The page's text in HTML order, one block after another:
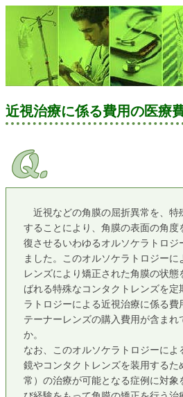
近視治療に係る費用の医療
近視などの角膜の屈折異常を、特
することにより、角膜の表面の角
復させるいわゆるオルソケラトロ
ました。このオルソケラトロジー
レンズにより矯正された角膜の状
ばれる特殊なコンタクトレンズを
ラトロジーによる近視治療に係る
テーナーレンズの購入費用が含ま
か。
なお、このオルソケラトロジーに
鏡やコンタクトレンズを装用する
常）の治療が可能となる症例に対